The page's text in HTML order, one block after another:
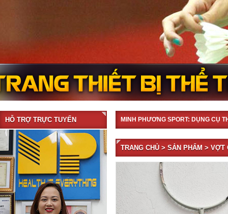
HỖ TRỢ TRỰC TUYẾN MINH PHƯƠNG SPORT: DỤNG CỤ
TRANG CHỦ > SẢN PHẨM > VỢT